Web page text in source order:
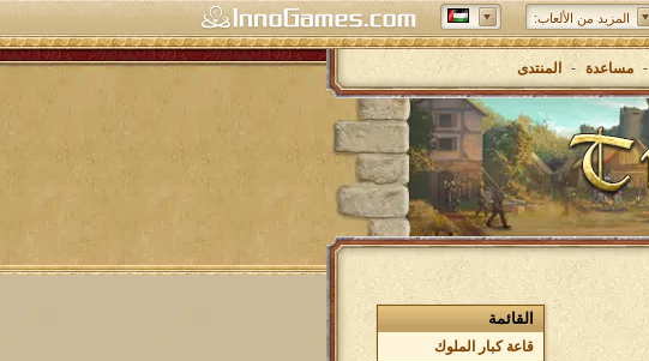
المزيد من الألعاب:
- مساعدة - المنتدى
القائمة
قاعة كبار الملوك